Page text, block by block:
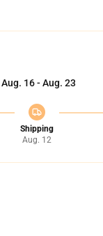
Aug. 16 - Aug. 23
Shipping
Aug. 12